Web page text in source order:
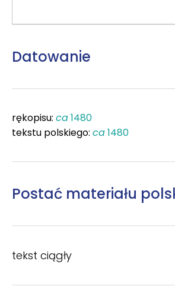
Datowanie
rękopisu: ca1480
tekstu polskiego: ca1480
Postać materiału
tekst ciągły